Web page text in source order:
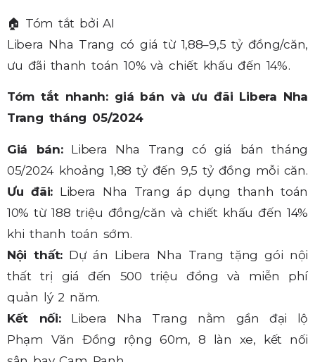
🏠 Tóm tắt bởi AI
Libera Nha Trang có giá từ 1,88–9,5 tỷ đồng/căn,
ưu đãi thanh toán 10% và chiết khấu đến 14%.
Tóm tắt nhanh: giá bán và ưu đãi Libera Nha
Trang tháng 05/2024
Giá bán:
Libera Nha Trang có giá bán tháng
05/2024 khoảng 1,88 tỷ đến 9,5 tỷ đồng mỗi căn.
Ưu đãi: Libera Nha Trang áp dụng thanh toán
10% từ 188 triệu đồng/căn và chiết khấu đến 14%
khi thanh toán sớm.
Nội thất: Dự án Libera Nha Trang tặng gói nội
thất trị giá đến 500 triệu đồng và miễn phí
quản lý 2 năm.
Kết nối:
Libera Nha Trang nằm gần đại lộ
Phạm Văn Đồng rộng 60m, 8 làn xe, kết nối